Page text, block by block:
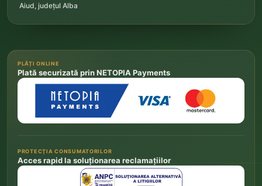
Aiud, județul Alba
PLĂȚI ONLINE
Plată securizată prin NETOPIA Payments
PROTECȚIA CONSUMATORILOR
Acces rapid la soluționarea reclamațiilor